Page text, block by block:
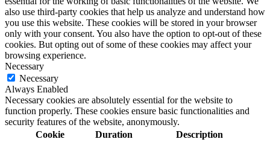
also use third-party cookies that help us analyze and understand how
you use this website. These cookies will be stored in your browser
only with your consent. You also have the option to opt-out of these
cookies. But opting out of some of these cookies may affect your
browsing experience.
Necessary
Necessary
Always Enabled
Necessary cookies are absolutely essential for the website to
function properly. These cookies ensure basic functionalities and
security features of the website, anonymously.
Cookie
Duration Description